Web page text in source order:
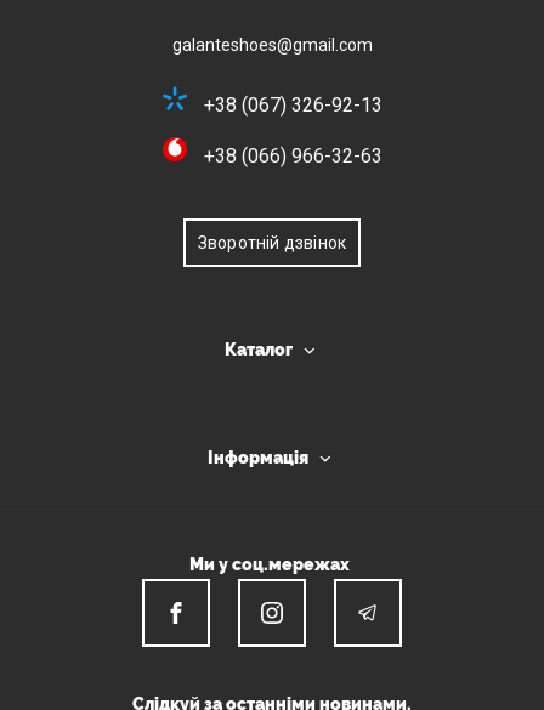
galanteshoes@gmail.com
+38 (067) 326-92-13
+38 (066) 966-32-63
Зворотній дзвінок
Каталог
Інформація
Ми у соц.мережах
Слідкуй за останніми новинами.